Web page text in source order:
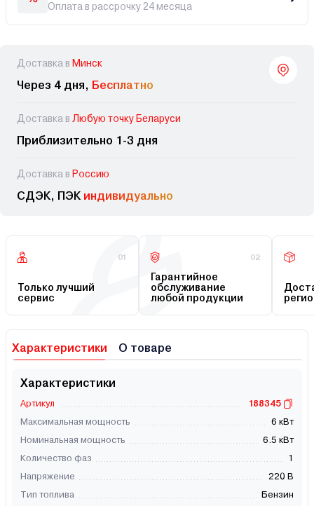
Оплата в рассрочку 24 месяца
Доставка в Минск
Через 4 дня, Бесплатно
Доставка в Любую точку Беларуси
Приблизительно 1-3 дня
Доставка в Россию
СДЭК, ПЭК индивидуально
01
Только лучший
сервис
02
Гарантийное
обслуживание
любой продукции
Характеристики О товаре
Характеристики
Артикул
188345
Максимальная мощность
6 кВт
Номинальная мощность
6.5 кВт
Количество фаз
1
Напряжение
220 В
Тип топлива
Бензин